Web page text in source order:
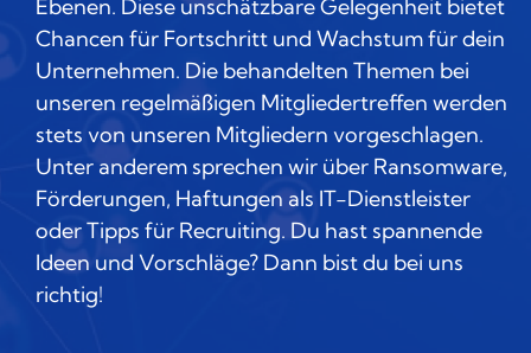
Ebenen. Diese unschätzbare Gelegenheit bietet
Chancen für Fortschritt und Wachstum für dein
Unternehmen. Die behandelten Themen bei
unseren regelmäßigen Mitgliedertreffen werden
stets von unseren Mitgliedern vorgeschlagen.
Unter anderem sprechen wir über Ransomware,
Förderungen, Haftungen als IT-Dienstleister
oder Tipps für Recruiting. Du hast spannende
Ideen und Vorschläge? Dann bist du bei uns
richtig!